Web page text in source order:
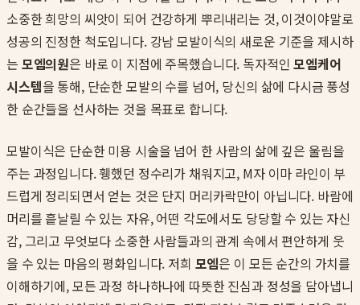
소중한 희망의 씨앗이 되어 건강하게 뿌리내리는 것, 이것이야말로
성공의 진정한 척도입니다. 강남 모발이식의 새로운 기준을 제시하
는 모엠의원은 바로 이 지점에 주목했습니다. 독자적인모엠케어
시스템을 통해, 단순한 모발의 수를 넘어, 당신의 삶에 다시금 풍성
한 순간들을 선사하는 것을 목표로 합니다.
모발이식은 단순한 미용 시술을 넘어 한 사람의 삶에 깊은 울림을
주는 과정입니다. 휑했던 정수리가 채워지고, M자 이마 라인이 부
드럽게 정리되면서 얻는 것은 단지 머리카락만이 아닙니다. 바람에
머리를 흩날릴 수 있는 자유, 어떤 각도에서도 당당할 수 있는 자신
감, 그리고 무엇보다 소중한 사람들과의 관계 속에서 편안하게 웃
을 수 있는 마음의 평화입니다. 저희 모엠은 이 모든 순간의 가치를
이해하기에, 모든 과정 하나하나에 따뜻한 진심과 정성을 담아냅니